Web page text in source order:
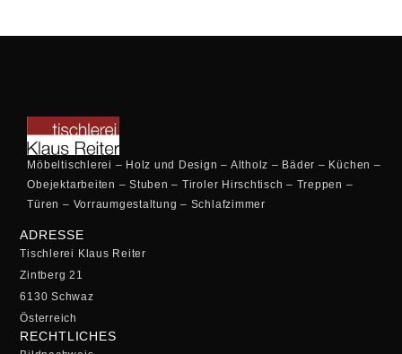
Möbeltischlerei – Holz und Design – Altholz – Bäder – Küchen –
Obejektarbeiten – Stuben – Tiroler Hirschtisch – Treppen –
Türen – Vorraumgestaltung – Schlafzimmer
ADRESSE
Tischlerei Klaus Reiter
Zintberg 21
6130 Schwaz
Österreich
RECHTLICHES